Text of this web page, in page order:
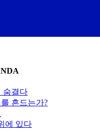
숨결다
흔드는가?
에 있다